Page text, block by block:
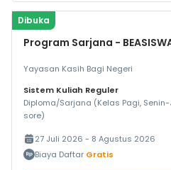
Dibuka
Program Sarjana -
Yayasan Kasih Bagi Negeri
Sistem Kuliah Reguler
Diploma/Sarjana (Kelas Pagi,
sore)
27 Juli 2026 - 8 Agustus 2026
Biaya Daftar Gratis